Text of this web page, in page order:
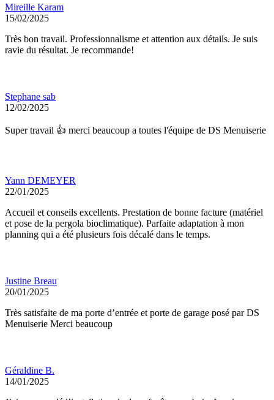
Mireille Karam
15/02/2025
Très bon travail. Professionnalisme et attention aux détails. Je suis
ravie du résultat. Je recommande!
Stephane sab
12/02/2025
Super travail 👍 merci beaucoup a toutes l'équipe de DS Menuiserie
Yann DEMEYER
22/01/2025
Accueil et conseils excellents. Prestation de bonne facture (matériel
et pose de la pergola bioclimatique). Parfaite adaptation à mon
planning qui a été plusieurs fois décalé dans le temps.
Justine Breau
20/01/2025
Très satisfaite de ma porte d’entrée et porte de garage posé par DS
Menuiserie Merci beaucoup
Géraldine B.
14/01/2025